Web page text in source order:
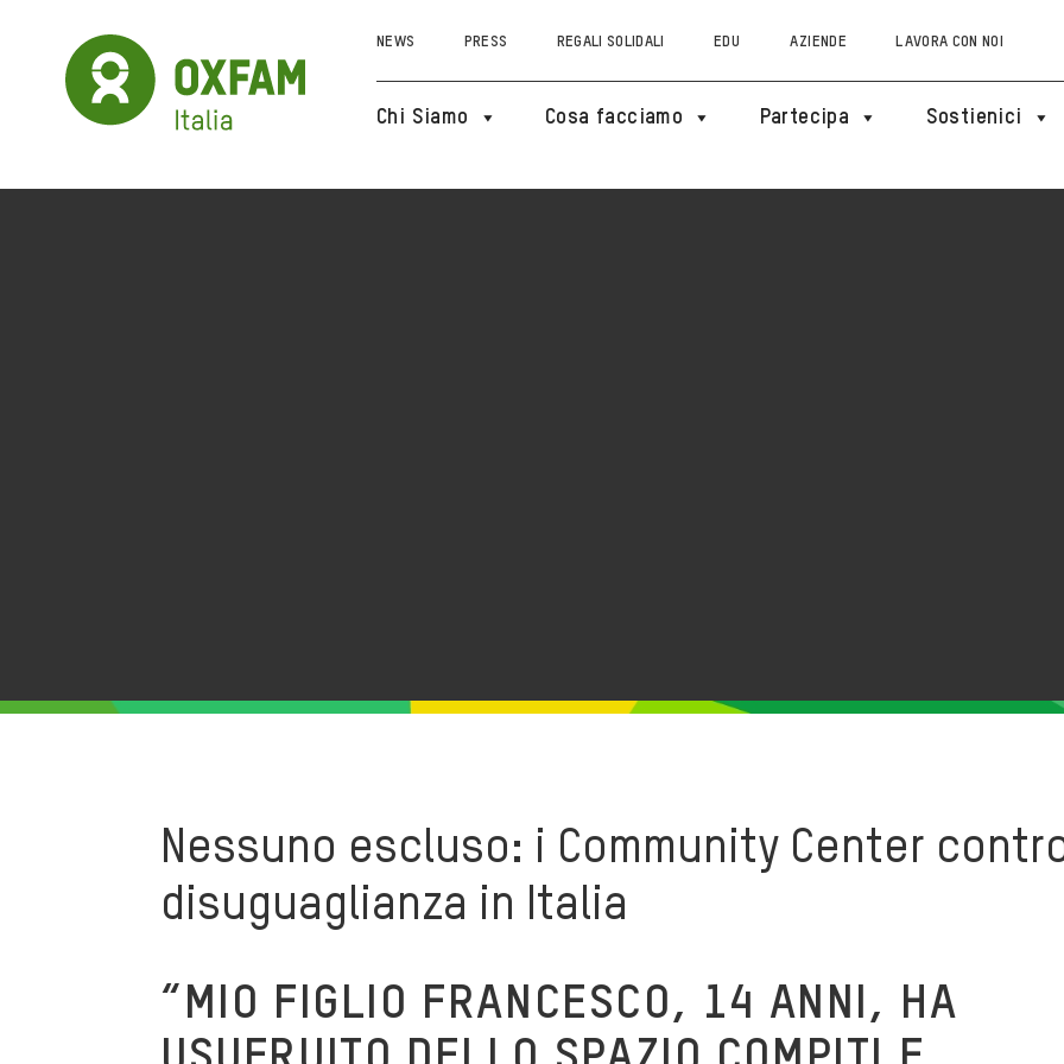
NEWS PRESS REGALI SOLIDALI EDU AZIENDE LAVORA CON NOI
Chi Siamo Cosa facciamo Partecipa Sostienici
Nessuno escluso: i Community Center
disuguaglianza in Italia
“MIO FIGLIO FRANCESCO, 14 ANNI, HA